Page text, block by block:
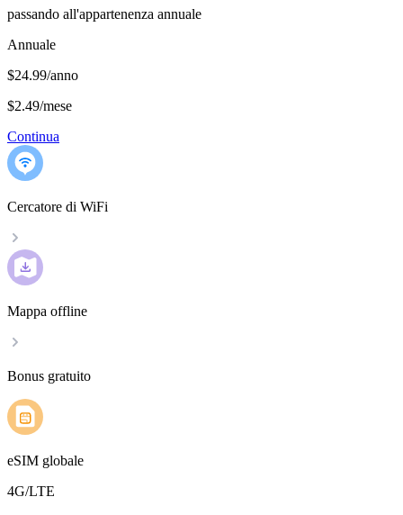
passando all'appartenenza annuale
Annuale
$24.99/anno
$2.49/mese
Continua
Cercatore di WiFi
Mappa offline
Bonus gratuito
eSIM globale
4G/LTE